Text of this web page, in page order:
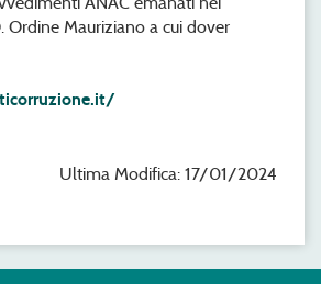
Ordine Mauriziano a cui dover
Ultima Modifica: 17/01/2024